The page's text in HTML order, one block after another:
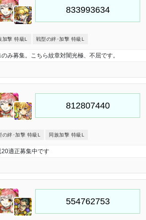
加撃 特級L 戦型の絆･加撃 特級L
み募集。こちら紋章対闇光極、不屈です。
の絆･加撃 特級L 同族加撃 特級L
20適正募集中です